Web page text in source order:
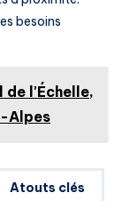
besoins
de l'Échelle,
Alpes
Atouts clés